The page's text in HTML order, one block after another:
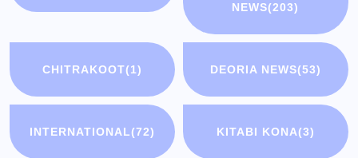
NEWS(203)
CHITRAKOOT(1) DEORIA NEWS(53)
INTERNATIONAL(72) KITABI KONA(3)